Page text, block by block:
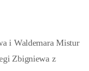
i Waldemara Mistur
Zbigniewa z